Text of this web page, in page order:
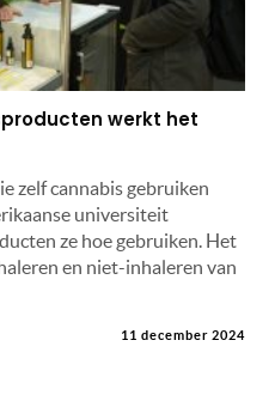
werkt het
zelf cannabis gebruiken
universiteit
ze hoe gebruiken. Het
en niet-inhaleren van
11 december 2024